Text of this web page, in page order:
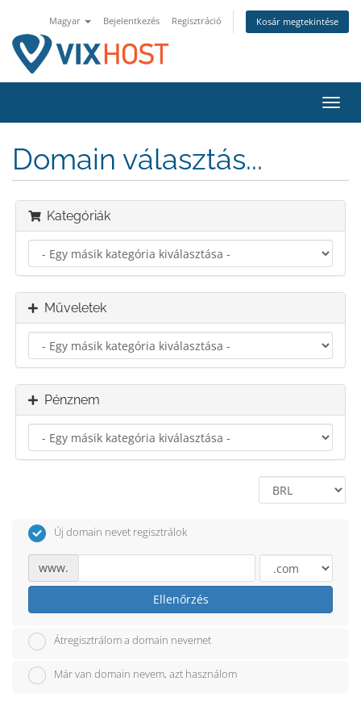
Magyar Bejelentkezés Regisztráció Kosár megtekintése
a
Domain választás...
Kategóriák
Műveletek
Pénznem
Új domain nevet regisztrálok
www.
Ellenőrzés
Átregisztrálom a domain nevemet
Már van domain nevem, azt használom